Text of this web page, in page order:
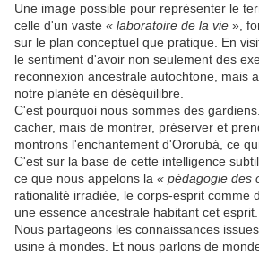
Une image possible pour représenter le
celle d'un vaste « laboratoire de la vie »,
sur le plan conceptuel que pratique. En
le sentiment d'avoir non seulement des
reconnexion ancestrale autochtone, mais
notre planète en déséquilibre.
C'est pourquoi nous sommes des
cacher, mais de montrer, préserver et
montrons l'enchantement d'Ororubá, ce
C'est sur la base de cette intelligence
ce que nous appelons la « pédagogie des
rationalité irradiée, le corps-esprit comme
une essence ancestrale habitant cet esprit.
Nous partageons les connaissances
usine à mondes. Et nous parlons de